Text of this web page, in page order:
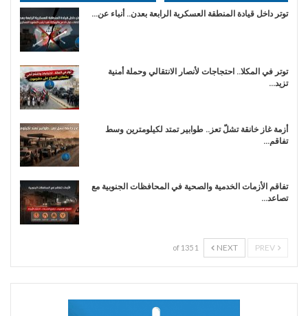
توتر داخل قيادة المنطقة العسكرية الرابعة بعدن.. أنباء عن…
توتر في المكلا.. احتجاجات لأنصار الانتقالي وحملة أمنية
تزيد…
أزمة غاز خانقة تشلّ تعز.. طوابير تمتد لكيلومترين وسط
تفاقم…
تفاقم الأزمات الخدمية والصحية في المحافظات الجنوبية مع
تصاعد…
NEXT
1 of 135